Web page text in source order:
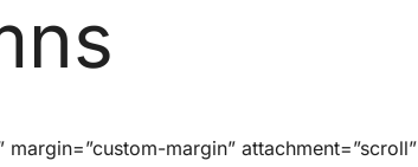
margin” attachment=”scroll”